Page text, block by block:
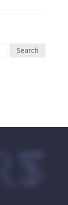
Search
SPORTS